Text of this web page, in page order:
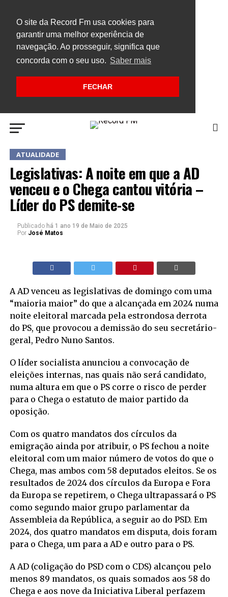
O site da Record Fm usa cookies para
garantir uma melhor experiência de
navegação. Ao prosseguir, significa que
concorda com o seu uso. Saber mais
FECHAR
ATUALIDADE
Legislativas: A noite em que a AD
venceu e o Chega cantou vitória –
Líder do PS demite-se
Publicado há 1 ano 19 de Maio de 2025
Por José Matos
A AD venceu as legislativas de domingo com uma
“maioria maior” do que a alcançada em 2024 numa
noite eleitoral marcada pela estrondosa derrota
do PS, que provocou a demissão do seu secretário-
geral, Pedro Nuno Santos.
O líder socialista anunciou a convocação de
eleições internas, nas quais não será candidato,
numa altura em que o PS corre o risco de perder
para o Chega o estatuto de maior partido da
oposição.
Com os quatro mandatos dos círculos da
emigração ainda por atribuir, o PS fechou a noite
eleitoral com um maior número de votos do que o
Chega, mas ambos com 58 deputados eleitos. Se os
resultados de 2024 dos círculos da Europa e Fora
da Europa se repetirem, o Chega ultrapassará o PS
como segundo maior grupo parlamentar da
Assembleia da República, a seguir ao do PSD. Em
2024, dos quatro mandatos em disputa, dois foram
para o Chega, um para a AD e outro para o PS.
A AD (coligação do PSD com o CDS) alcançou pelo
menos 89 mandatos, os quais somados aos 58 do
Chega e aos nove da Iniciativa Liberal perfazem